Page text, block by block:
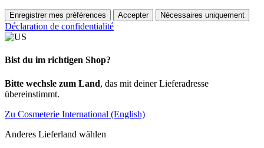
Enregistrer mes préférences Accepter Nécessaires uniquement
Déclaration de confidentialité
Bist du im richtigen Shop?
Bitte wechsle zum Land, das mit deiner Lieferadresse
übereinstimmt.
Zu Cosmeterie International (English)
Anderes Lieferland wählen